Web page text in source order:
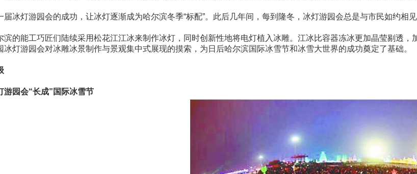
届冰灯游园会的成功，让冰灯逐渐成为哈尔滨冬季“标配”。此后几年间，每到隆冬，冰灯游园会总是与市民如约相见
滨的能工巧匠们陆续采用松花江江冰来制作冰灯，同时创新性地将电灯植入冰雕。江冰比容器冻冰更加晶莹剔透
冰灯游园会对冰雕冰景制作与景观集中式展现的摸索，为日后哈尔滨国际冰雪节和冰雪大世界的成功奠定了基础。
游园会“长成”国际冰雪节